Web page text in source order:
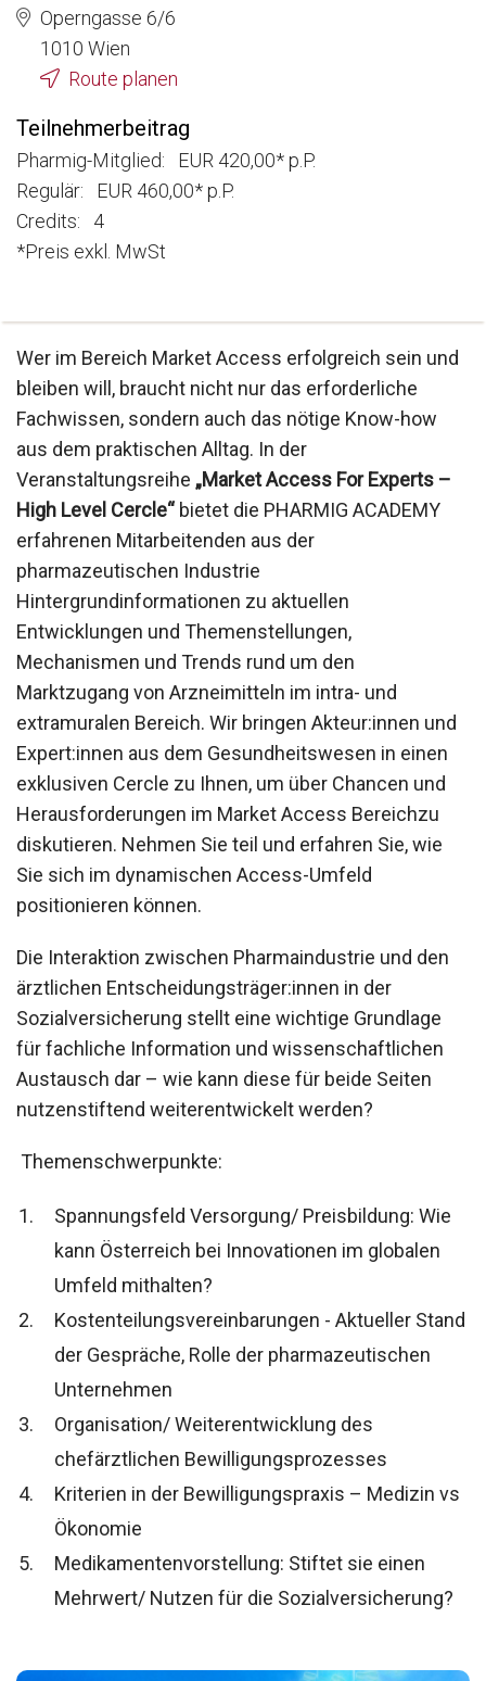
Operngasse 6/6
1010 Wien
Route planen
Teilnehmerbeitrag
Pharmig-Mitglied: EUR 420,00* p.P.
Regulär: EUR 460,00* p.P.
Credits: 4
*Preis exkl. MwSt
Wer im Bereich Market Access erfolgreich sein und
bleiben will, braucht nicht nur das erforderliche
Fachwissen, sondern auch das nötige Know-how
aus dem praktischen Alltag. In der
Veranstaltungsreihe „Market Access For Experts –
High Level Cercle“ bietet die PHARMIG ACADEMY
erfahrenen Mitarbeitenden aus der
pharmazeutischen Industrie
Hintergrundinformationen zu aktuellen
Entwicklungen und Themenstellungen,
Mechanismen und Trends rund um den
Marktzugang von Arzneimitteln im intra- und
extramuralen Bereich. Wir bringen Akteur:innen und
Expert:innen aus dem Gesundheitswesen in einen
exklusiven Cercle zu Ihnen, um über Chancen und
Herausforderungen im Market Access Bereichzu
diskutieren. Nehmen Sie teil und erfahren Sie, wie
Sie sich im dynamischen Access-Umfeld
positionieren können.
Die Interaktion zwischen Pharmaindustrie und den
ärztlichen Entscheidungsträger:innen in der
Sozialversicherung stellt eine wichtige Grundlage
für fachliche Information und wissenschaftlichen
Austausch dar – wie kann diese für beide Seiten
nutzenstiftend weiterentwickelt werden?
Themenschwerpunkte:
Spannungsfeld Versorgung/ Preisbildung: Wie
kann Österreich bei Innovationen im globalen
Umfeld mithalten?
Kostenteilungsvereinbarungen - Aktueller Stand
der Gespräche, Rolle der pharmazeutischen
Unternehmen
Organisation/ Weiterentwicklung des
chefärztlichen Bewilligungsprozesses
Kriterien in der Bewilligungspraxis – Medizin vs
Ökonomie
Medikamentenvorstellung: Stiftet sie einen
Mehrwert/ Nutzen für die Sozialversicherung?